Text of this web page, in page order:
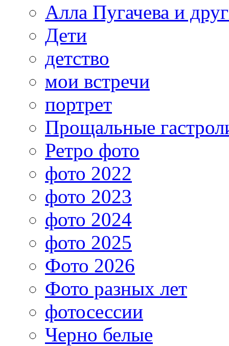
Алла Пугачева и
Дети
детство
мои встречи
портрет
Прощальные
Ретро фото
фото 2022
фото 2023
фото 2024
фото 2025
Фото 2026
Фото разных лет
фотосессии
Черно белые